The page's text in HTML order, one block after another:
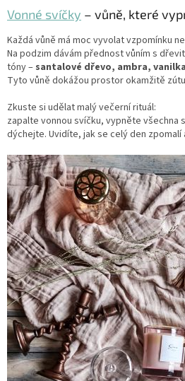
Vonné svíčky – vůně, které
Každá vůně má moc vyvolat vzpomínku
Na podzim dávám přednost vůním s
tóny – santalové dřevo, ambra,
Tyto vůně dokážou prostor okamžitě
Zkuste si udělat malý večerní rituál:
zapalte vonnou svíčku, vypněte všechna
dýchejte. Uvidíte, jak se celý den zpomalí